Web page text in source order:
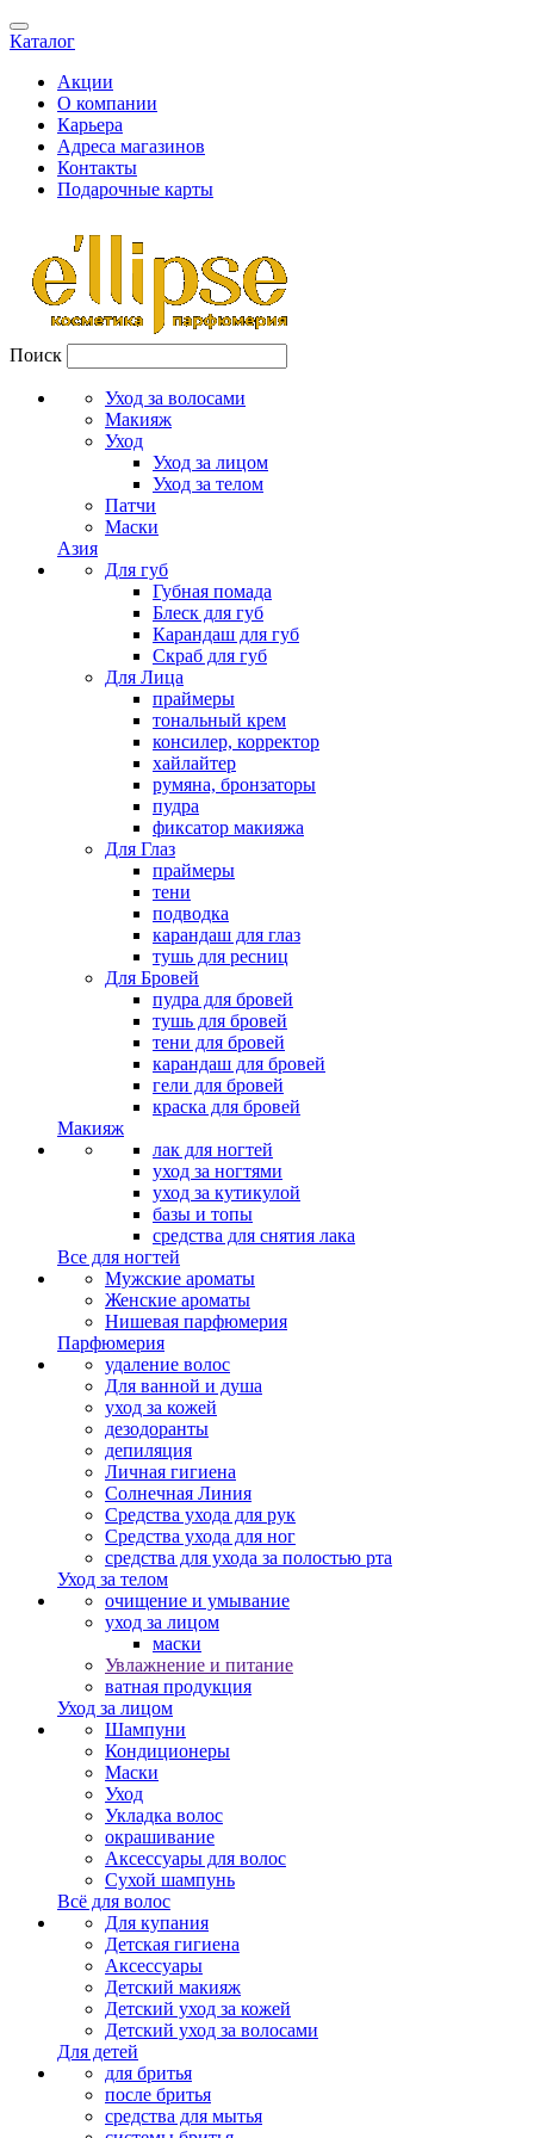
Каталог
Акции
О компании
Карьера
Адреса магазинов
Контакты
Подарочные карты
Поиск
Уход за волосами
Макияж
Уход
Уход за лицом
Уход за телом
Патчи
Маски
Азия
Для губ
Губная помада
Блеск для губ
Карандаш для губ
Скраб для губ
Для Лица
праймеры
тональный крем
консилер, корректор
хайлайтер
румяна, бронзаторы
пудра
фиксатор макияжа
Для Глаз
праймеры
тени
подводка
карандаш для глаз
тушь для ресниц
Для Бровей
пудра для бровей
тушь для бровей
тени для бровей
карандаш для бровей
гели для бровей
краска для бровей
Макияж
лак для ногтей
уход за ногтями
уход за кутикулой
базы и топы
средства для снятия лака
Все для ногтей
Мужские ароматы
Женские ароматы
Нишевая парфюмерия
Парфюмерия
удаление волос
Для ванной и душа
уход за кожей
дезодоранты
депиляция
Личная гигиена
Солнечная Линия
Средства ухода для рук
Средства ухода для ног
средства для ухода за полостью рта
Уход за телом
очищение и умывание
уход за лицом
маски
Увлажнение и питание
ватная продукция
Уход за лицом
Шампуни
Кондиционеры
Маски
Уход
Укладка волос
окрашивание
Аксессуары для волос
Сухой шампунь
Всё для волос
Для купания
Детская гигиена
Аксессуары
Детский макияж
Детский уход за кожей
Детский уход за волосами
Для детей
для бритья
после бритья
средства для мытья